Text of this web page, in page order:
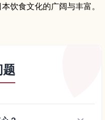
饮食文化的广阔与丰富。
题